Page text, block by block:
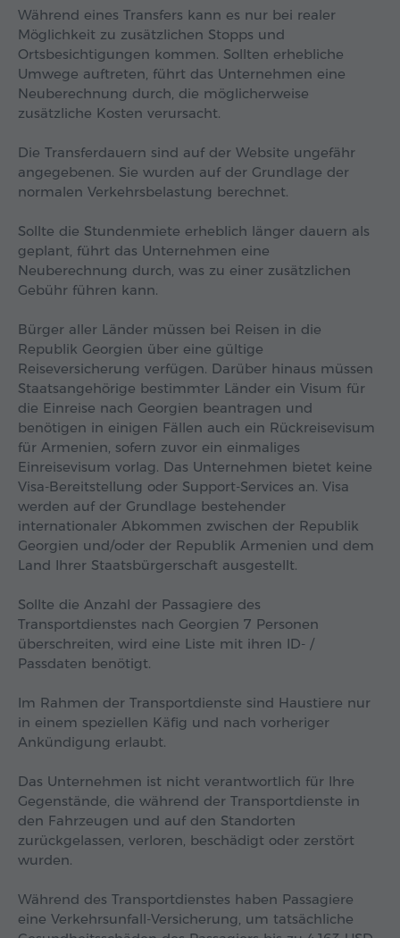
Während eines Transfers kann es nur bei realer
Möglichkeit zu zusätzlichen Stopps und
Ortsbesichtigungen kommen. Sollten erhebliche
Umwege auftreten, führt das Unternehmen eine
Neuberechnung durch, die möglicherweise
zusätzliche Kosten verursacht.
Die Transferdauern sind auf der Website ungefähr
angegebenen. Sie wurden auf der Grundlage der
normalen Verkehrsbelastung berechnet.
Sollte die Stundenmiete erheblich länger dauern als
geplant, führt das Unternehmen eine
Neuberechnung durch, was zu einer zusätzlichen
Gebühr führen kann.
Bürger aller Länder müssen bei Reisen in die
Republik Georgien über eine gültige
Reiseversicherung verfügen. Darüber hinaus müssen
Staatsangehörige bestimmter Länder ein Visum für
die Einreise nach Georgien beantragen und
benötigen in einigen Fällen auch ein Rückreisevisum
für Armenien, sofern zuvor ein einmaliges
Einreisevisum vorlag. Das Unternehmen bietet keine
Visa-Bereitstellung oder Support-Services an. Visa
werden auf der Grundlage bestehender
internationaler Abkommen zwischen der Republik
Georgien und/oder der Republik Armenien und dem
Land Ihrer Staatsbürgerschaft ausgestellt.
Sollte die Anzahl der Passagiere des
Transportdienstes nach Georgien 7 Personen
überschreiten, wird eine Liste mit ihren ID- /
Passdaten benötigt.
Im Rahmen der Transportdienste sind Haustiere nur
in einem speziellen Käfig und nach vorheriger
Ankündigung erlaubt.
Das Unternehmen ist nicht verantwortlich für Ihre
Gegenstände, die während der Transportdienste in
den Fahrzeugen und auf den Standorten
zurückgelassen, verloren, beschädigt oder zerstört
wurden.
Während des Transportdienstes haben Passagiere
eine Verkehrsunfall-Versicherung, um tatsächliche